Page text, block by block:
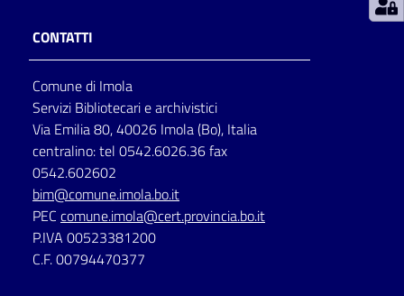
per
lettura
Seguici
su
CONTATTI
Comune di Imola
Servizi Bibliotecari e archivistici
Via Emilia 80, 40026 Imola (Bo), Italia
centralino: tel 0542.6026.36 fax
0542.602602
bim@comune.imola.bo.it
PEC comune.imola@cert.provincia.bo.it
P.IVA 00523381200
C.F. 00794470377